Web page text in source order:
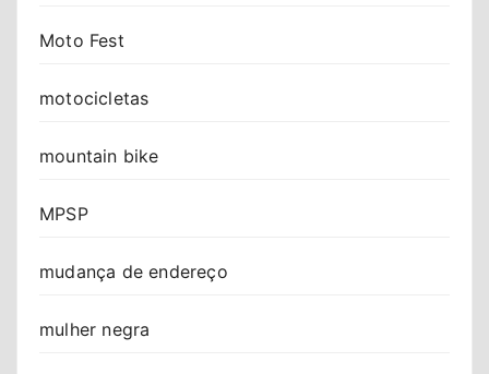
Moto Fest
motocicletas
mountain bike
MPSP
mudança de endereço
mulher negra